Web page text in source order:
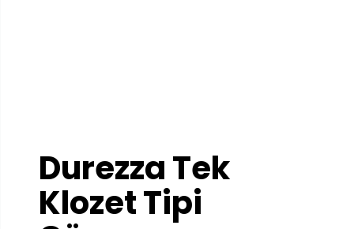
Durezza Tek
Klozet Tipi